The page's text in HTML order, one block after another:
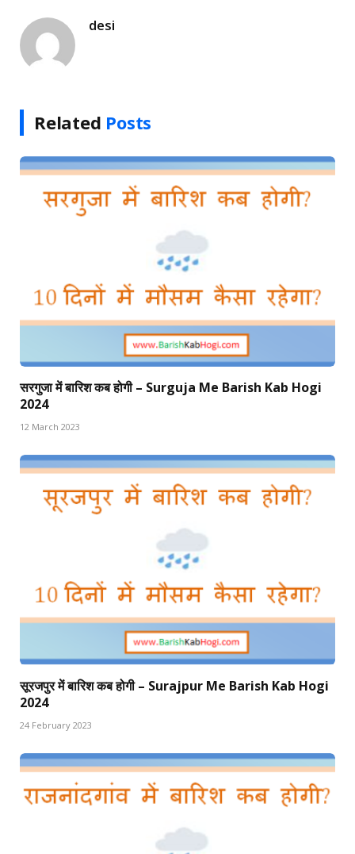
desi
Related Posts
सरगुजा में बारिश कब होगी – Surguja Me Barish Kab Hogi
2024
12 March 2023
सूरजपुर में बारिश कब होगी – Surajpur Me Barish Kab Hogi
2024
24 February 2023